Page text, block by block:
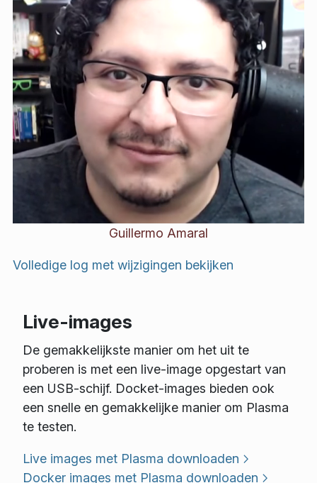
Guillermo Amaral
Volledige log met wijzigingen bekijken
Live-images
De gemakkelijkste manier om het uit te
proberen is met een live-image opgestart van
een USB-schijf. Docket-images bieden ook
een snelle en gemakkelijke manier om Plasma
te testen.
Live images met Plasma downloaden
Docker images met Plasma downloaden